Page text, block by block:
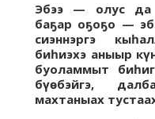
Эбээ — олус да
баҕар оҕоҕо —
сиэннэргэ
биһиэхэ аныыр
буоламмыт
бүөбэйгэ,
махтаныах